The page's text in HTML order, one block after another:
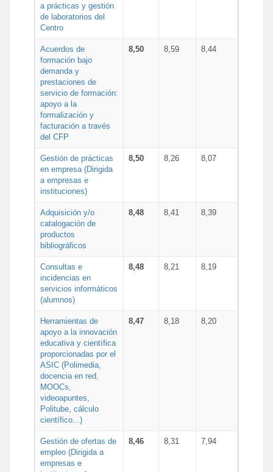
a prácticas y gestión
de laboratorios del
Centro
Acuerdos de
formación bajo
demanda y
prestaciones de
servicio de formación:
apoyo a la
formalización y
facturación a través
del CFP
8,50 8,59 8,44
Gestión de prácticas
en empresa (Dirigida
a empresas e
instituciones)
8,50 8,26 8,07
Adquisición y/o
catalogación de
productos
bibliográficos
8,48 8,41 8,39
Consultas e
incidencias en
servicios informáticos
(alumnos)
8,48 8,21 8,19
Herramientas de
apoyo a la innovación
educativa y científica
proporcionadas por el
ASIC (Polimedia,
docencia en red,
MOOCs,
videoapuntes,
Politube, cálculo
científico...)
8,47 8,18 8,20
Gestión de ofertas de
empleo (Dirigida a
empresas e
8,46 8,31 7,94